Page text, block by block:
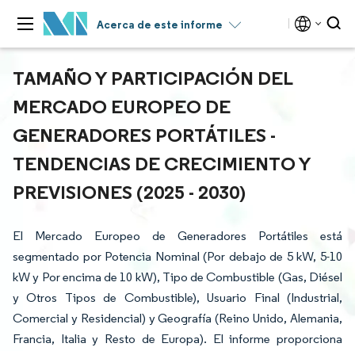
Acerca de este informe
TAMAÑO Y PARTICIPACIÓN DEL
MERCADO EUROPEO DE
GENERADORES PORTÁTILES -
TENDENCIAS DE CRECIMIENTO Y
PREVISIONES (2025 - 2030)
El Mercado Europeo de Generadores Portátiles está
segmentado por Potencia Nominal (Por debajo de 5 kW, 5-10
kW y Por encima de 10 kW), Tipo de Combustible (Gas, Diésel
y Otros Tipos de Combustible), Usuario Final (Industrial,
Comercial y Residencial) y Geografía (Reino Unido, Alemania,
Francia, Italia y Resto de Europa). El informe proporciona